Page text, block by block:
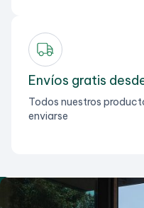
Envíos gratis
Todos nuestros
enviarse